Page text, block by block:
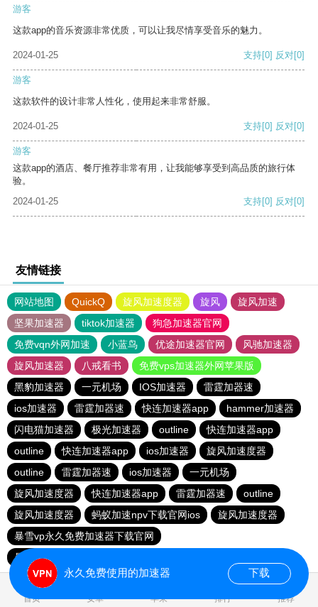
游客
这款app的音乐资源非常优质，可以让我尽情享受音乐的魅力。
2024-01-25 支持[0] 反对[0]
游客
这款软件的设计非常人性化，使用起来非常舒服。
2024-01-25 支持[0] 反对[0]
游客
这款app的酒店、餐厅推荐非常有用，让我能够享受到高品质的旅行体
验。
2024-01-25
支持[0] 反对[0]
友情链接
网站地图 QuickQ 旋风加速度器 旋风
旋风加速
坚果加速器
tiktok加速器
狗急加速器官网
免费vqn外网加速
小蓝鸟 优途加速器官网
风驰加速器
旋风加速器
八戒看书
免费vps加速器外网苹果版
黑豹加速器
一元机场 IOS加速器
雷霆加器速
ios加速器
雷霆加器速 快连加速器app
hammer加速器
闪电猫加速器
极光加速器 outline
快连加速器app
outline
快连加速器app ios加速器
旋风加速度器
outline
雷霆加器速 ios加速器
一元机场
旋风加速度器
快连加速器app 雷霆加器速
outline
旋风加速度器
蚂蚁加速npv下载官网ios
旋风加速度器
暴雪vp永久免费加速器下载官网
暴雪vp永久免费加速器下载官网
首页 安卓 苹果 排行 推荐
永久免费使用的加速器 下载
1.180013s